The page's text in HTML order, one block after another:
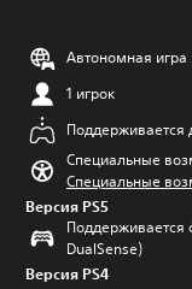
Автономная
1 игрок
Поддерживается
Специальные
Специальные
Версия PS5
Поддерживается
DualSense)
Версия PS4